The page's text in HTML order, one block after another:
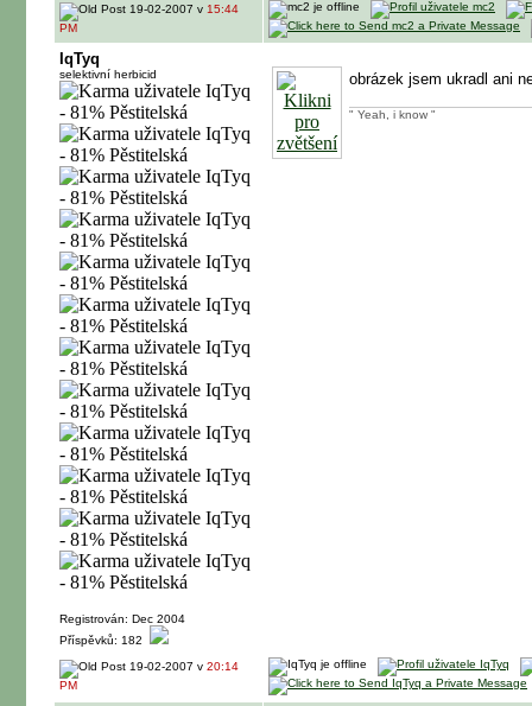
19-02-2007 v 15:44
PM
IqTyq
selektivní herbicid
Registrován: Dec 2004
Příspěvků: 182
obrázek jsem ukradl ani
" Yeah, i know "
19-02-2007 v 20:14
PM